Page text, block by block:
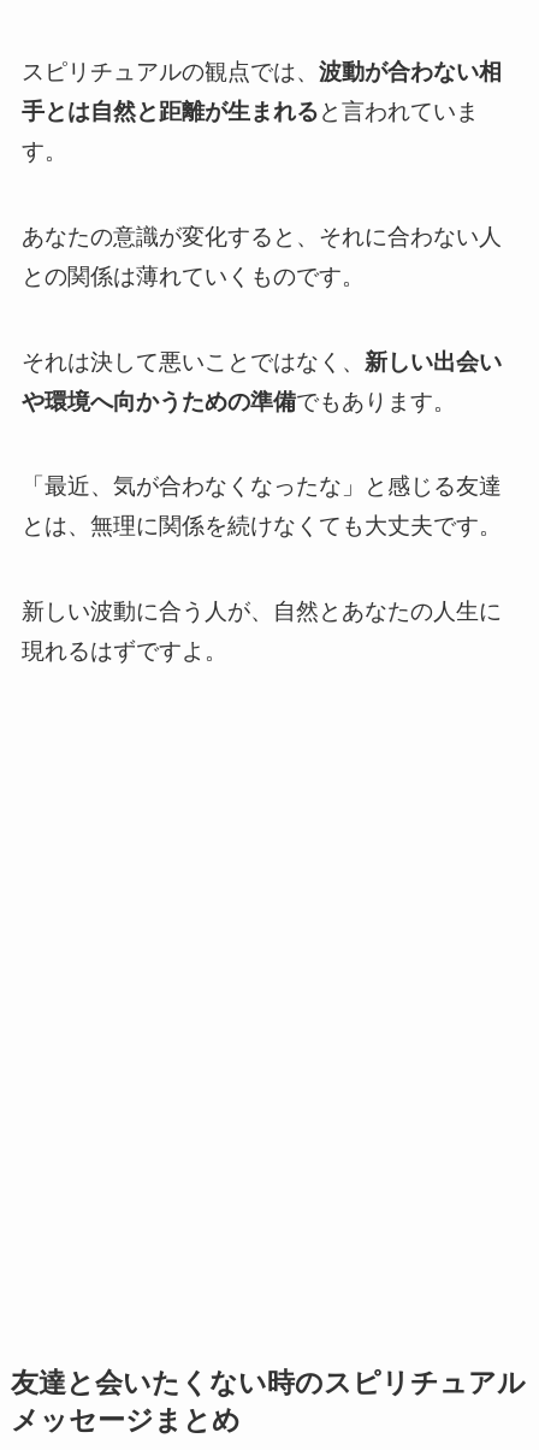
スピリチュアルの観点では、 波動が合わない相
手とは自然と距離が生まれると言われていま
す。
あなたの意識が変化すると、それに合わない人
との関係は薄れていくものです。
それは決して悪いことではなく、 新しい出会い
や環境へ向かうための準備でもあります。
「最近、気が合わなくなったな」と感じる友達
とは、無理に関係を続けなくても大丈夫です。
新しい波動に合う人が、自然とあなたの人生に
現れるはずですよ。
友達と会いたくない時のスピリチュアル
メッセージまとめ